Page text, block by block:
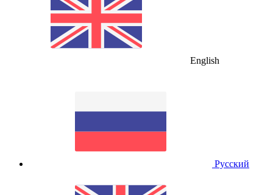
English
Русский